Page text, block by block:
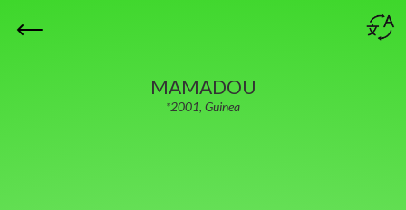
MAMADOU
*2001, Guinea